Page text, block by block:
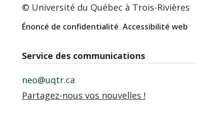
© Université du Québec à Trois-Rivières
Énoncé de confidentialité Accessibilité web
Service des communications
neo@uqtr.ca
Partagez-nous vos nouvelles !